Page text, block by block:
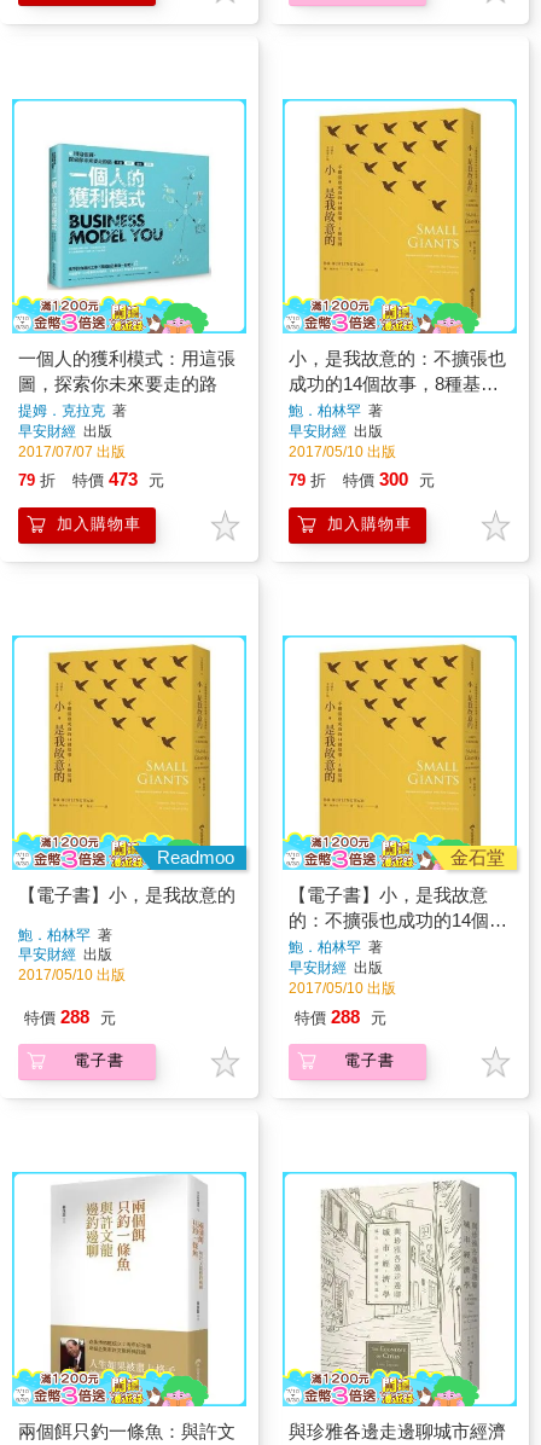
一個人的獲利模式：用這張
圖，探索你未來要走的路
提姆．克拉克 著
早安財經 出版
2017/07/07 出版
79 折 特價 473 元
加入購物車
小，是我故意的：不擴張也
成功的14個故事，8種基因
(10週年全新增訂版)
鮑．柏林罕 著
早安財經 出版
2017/05/10 出版
79 折 特價 300 元
加入購物車
Readmoo
【電子書】小，是我故意的
鮑．柏林罕 著
早安財經 出版
2017/05/10 出版
特價 288 元
電子書
金石堂
【電子書】小，是我故意
的：不擴張也成功的14個故
事，8種基因
鮑．柏林罕 著
早安財經 出版
2017/05/10 出版
特價 288 元
電子書
兩個餌只釣一條魚：與許文
與珍雅各邊走邊聊城市經濟